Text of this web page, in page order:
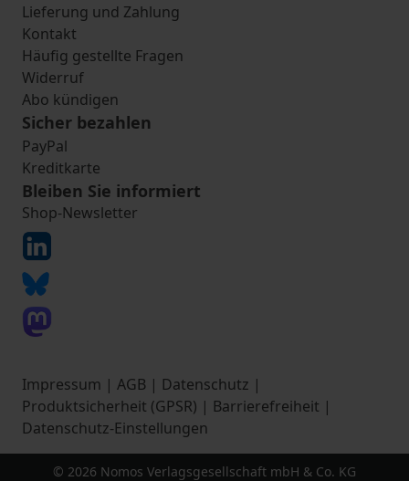
Lieferung und Zahlung
Kontakt
Häufig gestellte Fragen
Widerruf
Abo kündigen
Sicher bezahlen
PayPal
Kreditkarte
Bleiben Sie informiert
Shop-Newsletter
Impressum | AGB | Datenschutz |
Produktsicherheit (GPSR) | Barrierefreiheit |
Datenschutz-Einstellungen
© 2026 Nomos Verlagsgesellschaft mbH & Co. KG